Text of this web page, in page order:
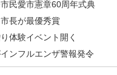
民愛市憲章60周年式典
長が最優秀賞
体験イベント開く
ンフルエンザ警報発令